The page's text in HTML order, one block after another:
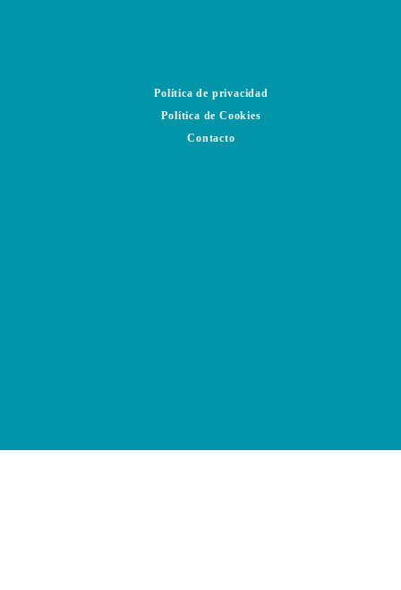
Política de privacidad
Política de Cookies
Contacto